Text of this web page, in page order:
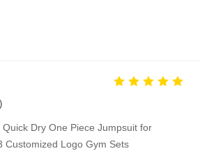
Quick Dry One Piece Jumpsuit for
Customized Logo Gym Sets